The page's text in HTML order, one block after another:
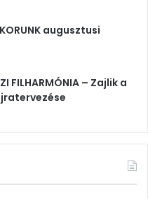
augusztusi
FILHARMÓNIA – Zajlik a